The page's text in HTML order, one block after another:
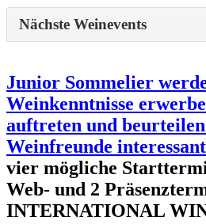
Nächste Weinevents
Junior Sommelier
Weinkenntnisse
auftreten und
Weinfreunde interessant
vier mögliche
Web- und 2
INTERNATIONAL